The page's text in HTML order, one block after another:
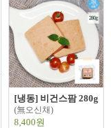
[냉동] 비건스팜 280g
(無오신채)
8,400원